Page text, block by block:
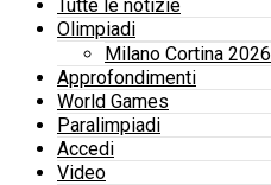
Tutte le notizie
Olimpiadi
Milano Cortina 2026
Approfondimenti
World Games
Paralimpiadi
Accedi
Video